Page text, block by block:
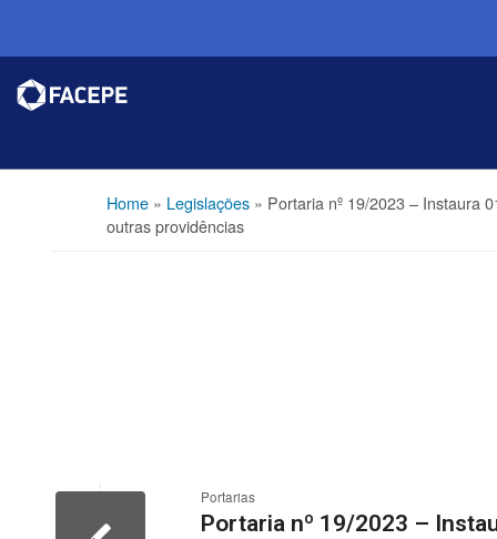
Home» Legislações» Portaria nº 19/2023 – Instaura
outras providências
Portarias
Portaria nº 19/2023 –